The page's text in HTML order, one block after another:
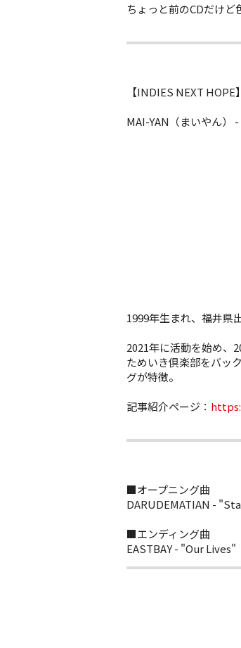
ちょっと前のCDだけ
【INDIES NEXT HOPE】
MAI-YAN（まいやん）
1999年生まれ、福井県
2021年に活動を始め、
ためいき倶楽部をバッ
グが特徴。
記事紹介ページ：
■オープニング曲
DARUDEMATIAN -
■エンディング曲
EASTBAY - "Our Lives"